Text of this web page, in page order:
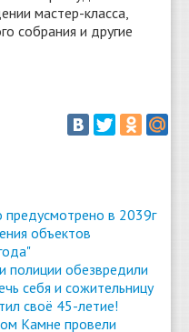
мастер-класса,
собрания и другие
в 2039г
объектов
полиции обезвредили
себя и сожительницу
своё 45-летие!
Камне провели